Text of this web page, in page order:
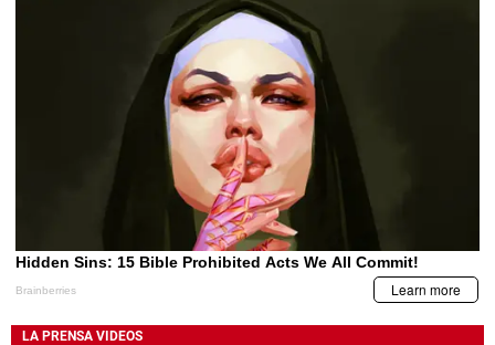
LA PRENSA VIDEOS